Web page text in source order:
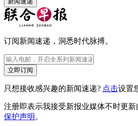
订阅新闻速递，洞悉时代脉搏。
立即订阅
只想接收感兴趣的新闻速递? 点击设置
注册即表示我接受新报业媒体不时更新
保护声明 。